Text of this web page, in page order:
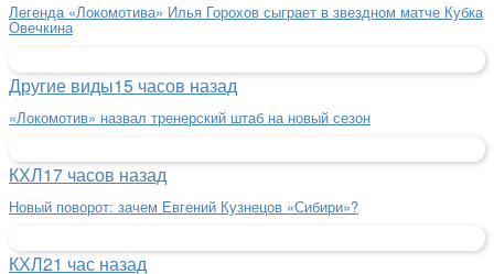
Легенда «Локомотива» Илья Горохов сыграет в звездном матче Кубка
Овечкина
Другие виды15 часов назад
«Локомотив» назвал тренерский штаб на новый сезон
КХЛ17 часов назад
Новый поворот: зачем Евгений Кузнецов «Сибири»?
КХЛ21 час назад